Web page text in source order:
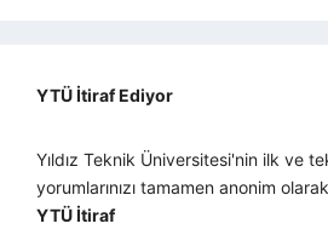
YTÜ İtiraf Ediyor
Yıldız Teknik Üniversitesi'nin ilk ve
yorumlarınızı tamamen anonim
YTÜ İtiraf